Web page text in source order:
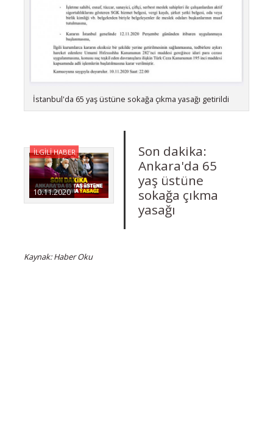
İstanbul'da 65 yaş üstüne sokağa çıkma yasağı getirildi
10.11.2020
Son dakika:
Ankara'da 65
yaş üstüne
sokağa çıkma
yasağı
İLGİLİ HABER
Kaynak: Haber Oku